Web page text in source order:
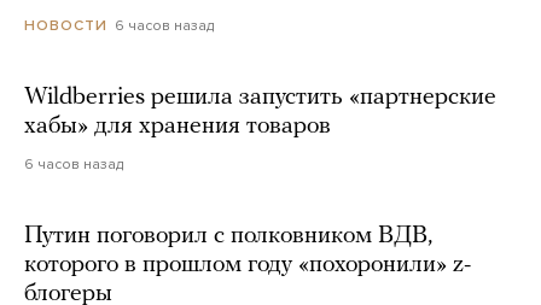
НОВОСТИ 6 часов назад
Wildberries решила запустить «партнерские
хабы» для хранения товаров
6 часов назад
Путин поговорил с полковником ВДВ,
которого в прошлом году «похоронили» z-
блогеры